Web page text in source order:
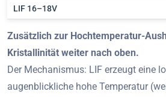
LIF 16–18V
Zusätzlich zur Hochtemperatur-
Kristallinität weiter nach oben.
Der Mechanismus: LIF erzeugt eine
augenblickliche hohe Temperatur